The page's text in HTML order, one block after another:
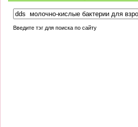
Введите тэг для поиска по сайту